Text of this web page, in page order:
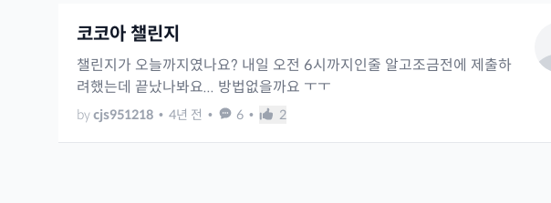
코코아 챌린지
챌린지가 오늘까지였나요? 내일 오전 6시까지인줄 알고조금전에 제출하
려했는데 끝났나봐요... 방법없을까요 ㅜㅜ
bycjs951218 • 4년 전 • 6 • 2